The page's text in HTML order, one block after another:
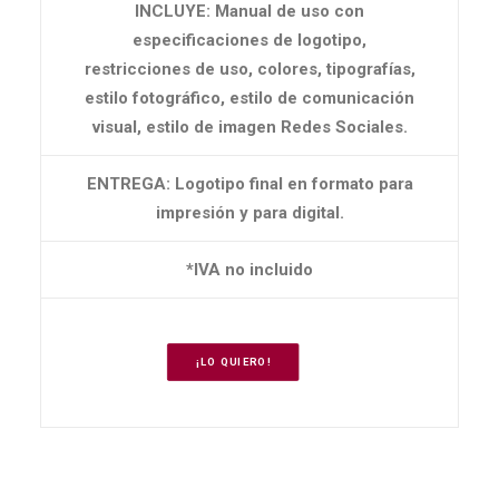
INCLUYE: Manual de uso con
especificaciones de logotipo,
restricciones de uso, colores, tipografías,
estilo fotográfico, estilo de comunicación
visual, estilo de imagen Redes Sociales.
ENTREGA: Logotipo final en formato para
impresión y para digital.
*IVA no incluido
¡LO QUIERO!